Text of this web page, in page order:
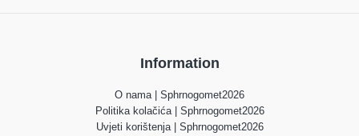
Information
O nama | Sphrnogomet2026
Politika kolačića | Sphrnogomet2026
Uvjeti korištenja | Sphrnogomet2026